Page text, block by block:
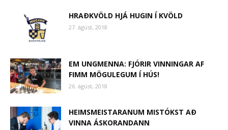
HRAÐKVÖLD HJÁ HUGIN Í KVÖLD
27. ágúst, 2018
EM UNGMENNA: FJÓRIR VINNINGAR AF
FIMM MÖGULEGUM Í HÚS!
26. ágúst, 2018
HEIMSMEISTARANUM MISTÓKST AÐ
VINNA ÁSKORANDANN